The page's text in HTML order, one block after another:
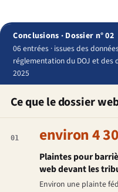
Conclusions · Dossier n° 02
06 entrées · issues des
réglementation du DOJ et des
2025
Ce que le dossier
01 environ 4
Plaintes pour
web devant les
Environ une plainte